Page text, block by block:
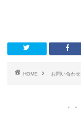
HOME お問い合わせ